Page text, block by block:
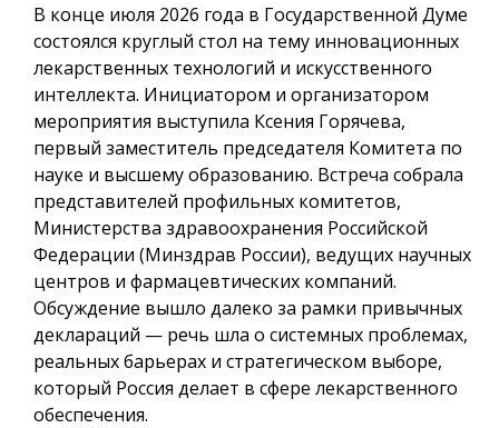
В конце июля 2026 года в Государственной Думе
состоялся круглый стол на тему инновационных
лекарственных технологий и искусственного
интеллекта. Инициатором и организатором
мероприятия выступила Ксения Горячева,
первый заместитель председателя Комитета по
науке и высшему образованию. Встреча собрала
представителей профильных комитетов,
Министерства здравоохранения Российской
Федерации (Минздрав России), ведущих научных
центров и фармацевтических компаний.
Обсуждение вышло далеко за рамки привычных
деклараций — речь шла о системных проблемах,
реальных барьерах и стратегическом выборе,
который Россия делает в сфере лекарственного
обеспечения.